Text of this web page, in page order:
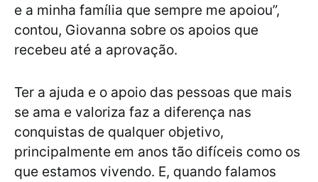
e a minha família que sempre me apoiou”,
contou, Giovanna sobre os apoios que
recebeu até a aprovação.
Ter a ajuda e o apoio das pessoas que mais
se ama e valoriza faz a diferença nas
conquistas de qualquer objetivo,
principalmente em anos tão difíceis como os
que estamos vivendo. E, quando falamos